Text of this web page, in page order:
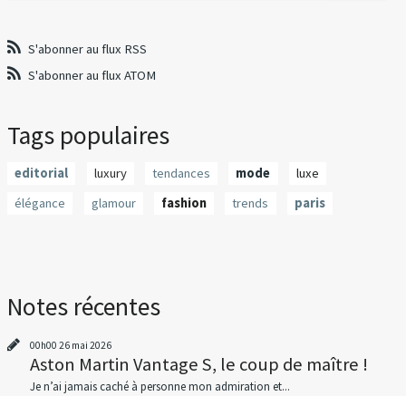
S'abonner au flux RSS
S'abonner au flux ATOM
Tags populaires
editorial luxury tendances mode
luxe
élégance
glamour fashion trends paris
Notes récentes
00h00 26 mai 2026
Aston Martin Vantage S, le coup de maître !
Je n’ai jamais caché à personne mon admiration et...